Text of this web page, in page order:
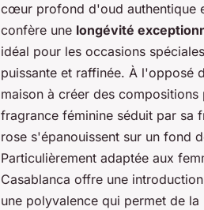
cœur profond d'oud authentique
confère une longévité
idéal pour les occasions
puissante et raffinée. À l'opposé
maison à créer des
fragrance féminine séduit par sa
rose s'épanouissent sur un fond
Particulièrement adaptée aux
Casablanca offre une
une polyvalence qui permet de